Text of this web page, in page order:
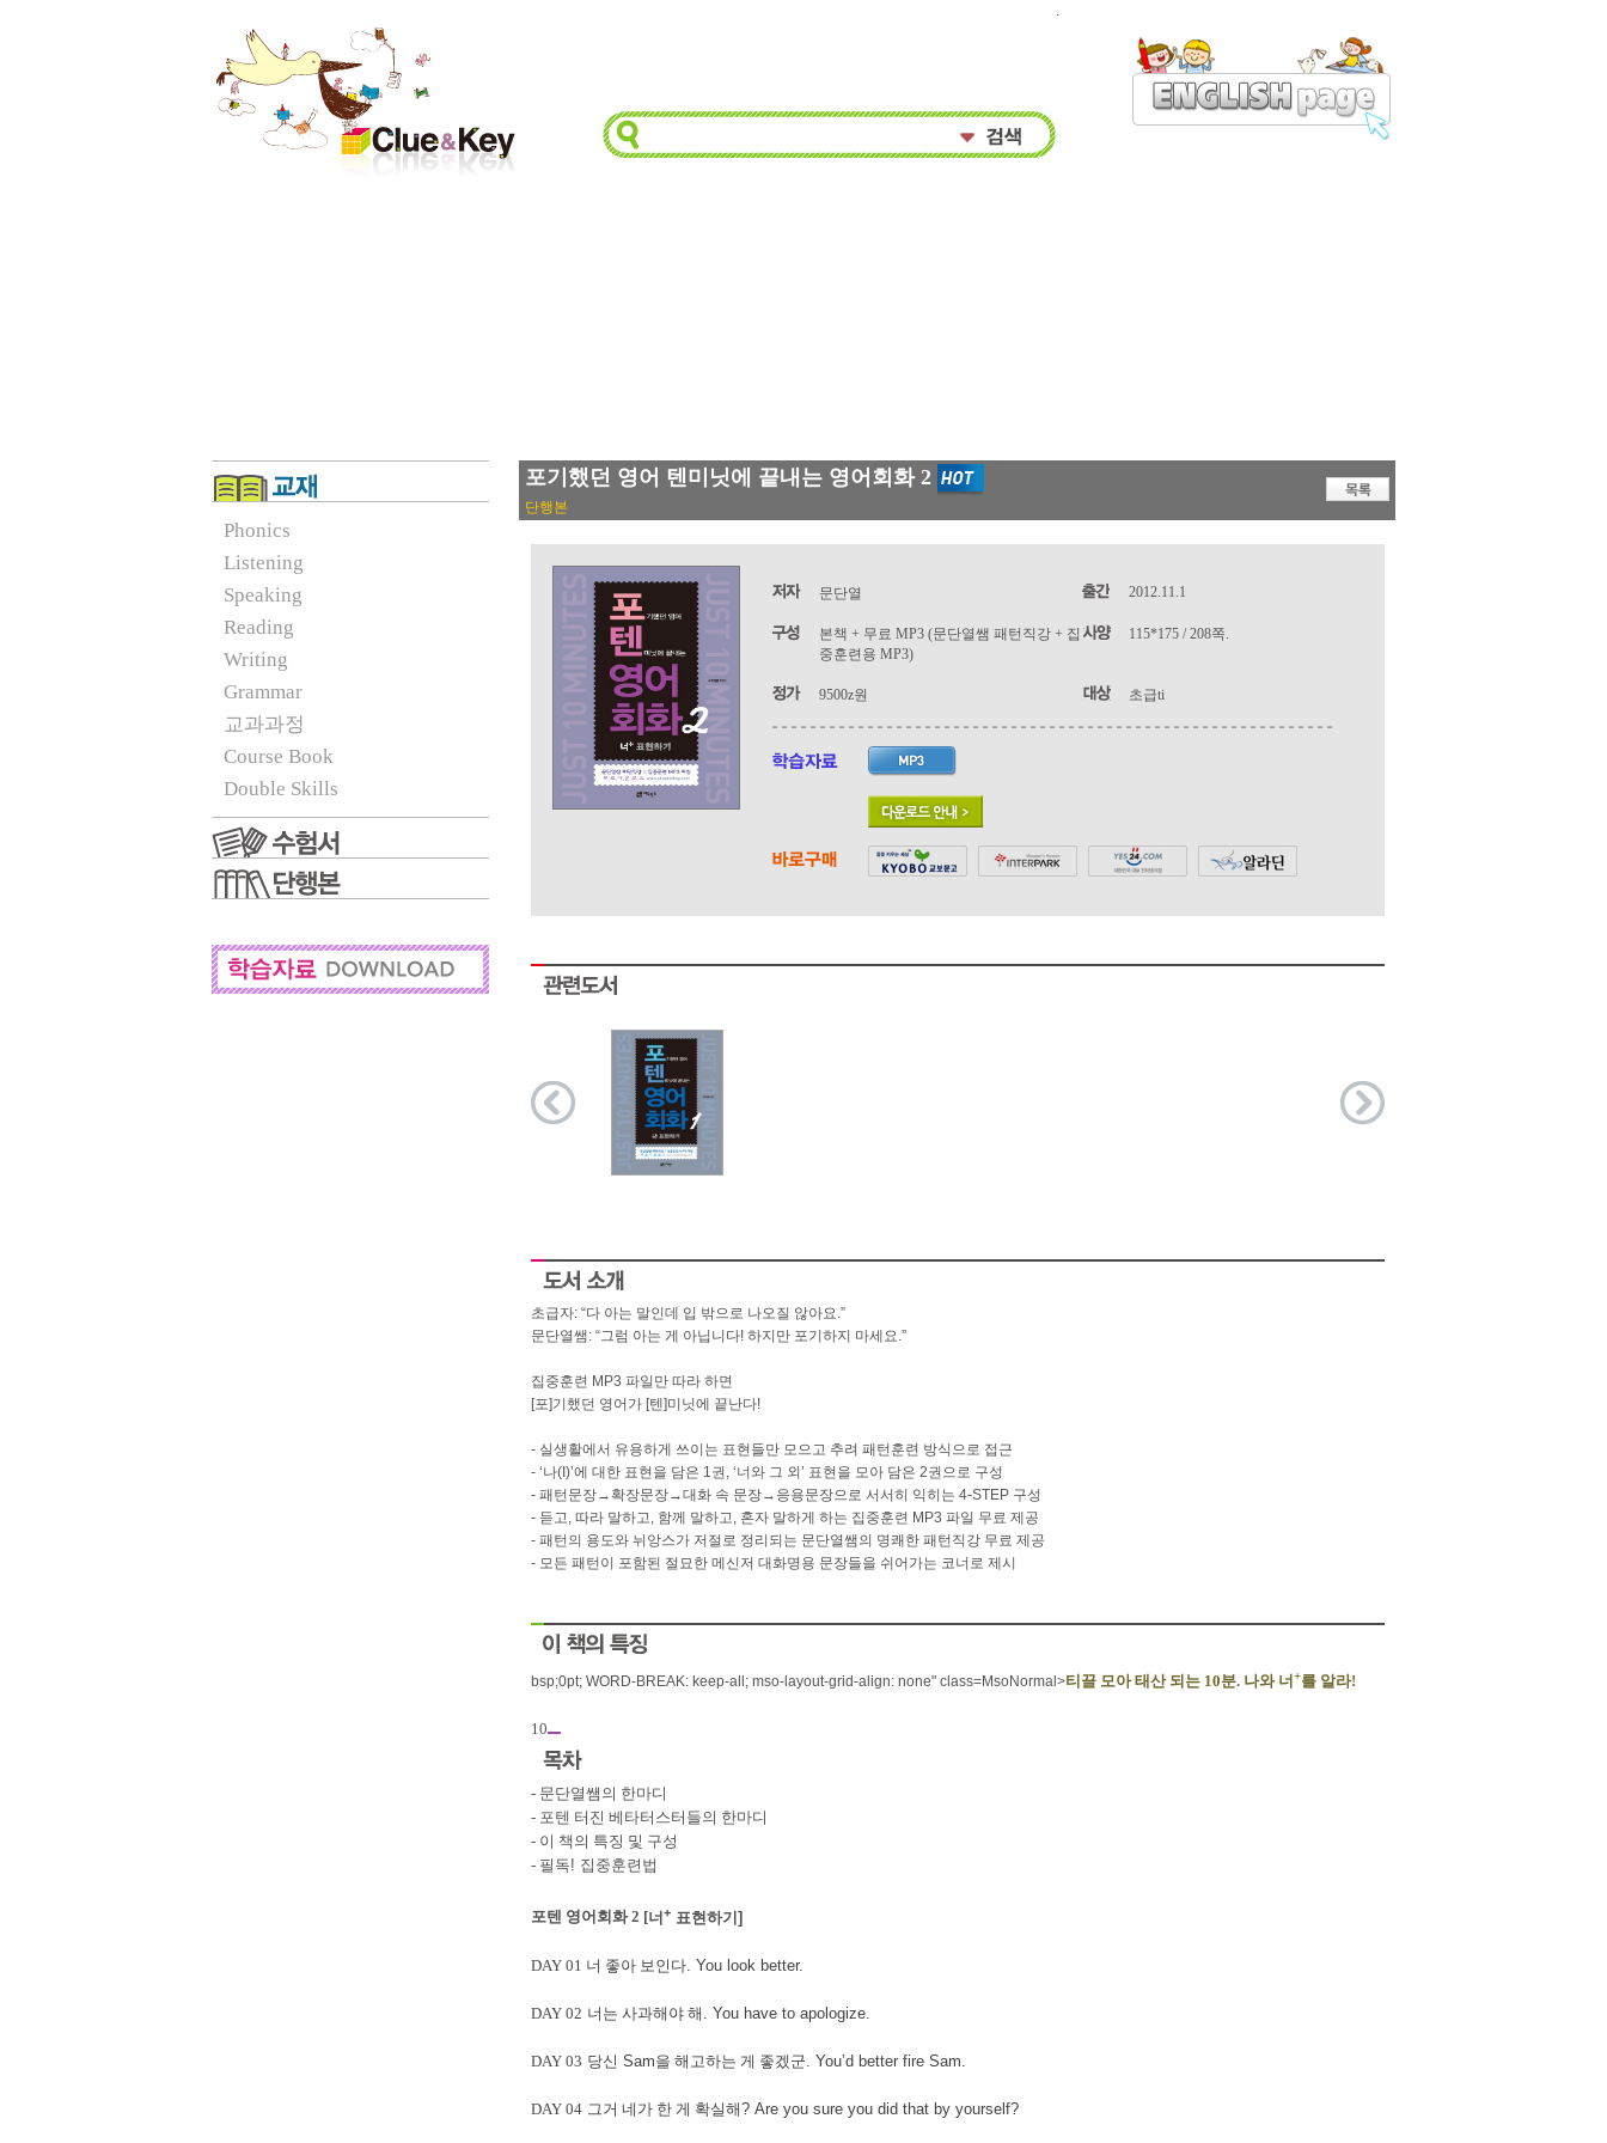
.
Phonics
Listening
Speaking
Reading
Writing
Grammar
교과과정
Course Book
Double Skills
포기했던 영어 텐미닛에 끝내는 영어회화 2
단행본
문단열 2012.11.1
본책 + 무료 MP3 (문단열쌤 패턴직강 + 집
중훈련용 MP3)
115*175 / 208쪽.
9500z원 초급ti
초급자: “다 아는 말인데 입 밖으로 나오질 않아요.”
문단열쌤: “그럼 아는 게 아닙니다! 하지만 포기하지 마세요.”
집중훈련 MP3 파일만 따라 하면
[포]기했던 영어가 [텐]미닛에 끝난다!
- 실생활에서 유용하게 쓰이는 표현들만 모으고 추려 패턴훈련 방식으로 접근
- ‘나(I)’에 대한 표현을 담은 1권, ‘너와 그 외’ 표현을 모아 담은 2권으로 구성
- 패턴문장→확장문장→대화 속 문장→응용문장으로 서서히 익히는 4-STEP 구성
- 듣고, 따라 말하고, 함께 말하고, 혼자 말하게 하는 집중훈련 MP3 파일 무료 제공
- 패턴의 용도와 뉘앙스가 저절로 정리되는 문단열쌤의 명쾌한 패턴직강 무료 제공
- 모든 패턴이 포함된 절묘한 메신저 대화명용 문장들을 쉬어가는 코너로 제시
bsp;0pt; WORD-BREAK: keep-all; mso-layout-grid-align: none" class=MsoNormal>티끌 모아 태산 되는10분. 나와 너 +를 알라!
10
- 문단열쌤의 한마디
- 포텐 터진 베타터스터들의 한마디
- 이 책의 특징 및 구성
- 필독! 집중훈련법
포텐 영어회화2 [너+ 표현하기]
DAY 01 너 좋아 보인다. You look better.
DAY 02 너는 사과해야 해 You have to apologize.
DAY 03 당신 Sam을 해고하는 게 좋겠군 You’d better fire Sam.
DAY 04 그거 네가 한 게 확실해? Are you sure you did that by yourself?